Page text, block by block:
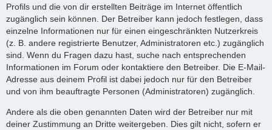
Profils und die von dir erstellten Beiträge im Internet öffentlich
zugänglich sein können. Der Betreiber kann jedoch festlegen, dass
einzelne Informationen nur für einen eingeschränkten Nutzerkreis
(z. B. andere registrierte Benutzer, Administratoren etc.) zugänglich
sind. Wenn du Fragen dazu hast, suche nach entsprechenden
Informationen im Forum oder kontaktiere den Betreiber. Die E-Mail-
Adresse aus deinem Profil ist dabei jedoch nur für den Betreiber
und von ihm beauftragte Personen (Administratoren) zugänglich.
Andere als die oben genannten Daten wird der Betreiber nur mit
deiner Zustimmung an Dritte weitergeben. Dies gilt nicht, sofern er